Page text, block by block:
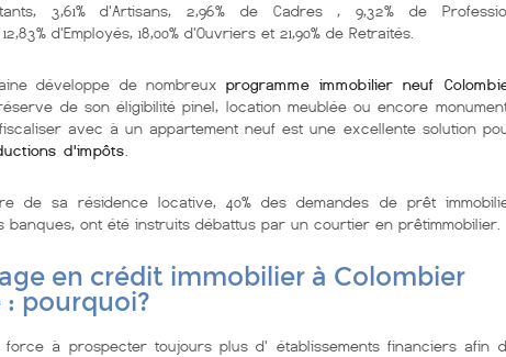
3,61% d'Artisans, 2,96% de Cadres , 9,32% de
d'Employés, 18,00% d'Ouvriers et 21,90% de Retraités.
développe de nombreuxprogramme immobilier neuf
de son éligibilité pinel, location meublée ou encore
avec à un appartement neuf est une excellente solution
d'impôts
de sa résidence locative, 40% des demandes de prêt
banques, ont été instruits débattus par un courtier en prêtimmobilier.
en crédit immobilier à Colombier
pourquoi?
à prospecter toujours plus d' établissements financiers afin